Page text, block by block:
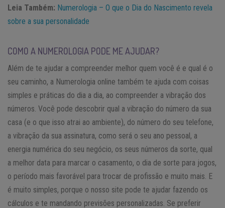
Leia Também: Numerologia – O que o Dia do Nascimento revela
sobre a sua personalidade
COMO A NUMEROLOGIA PODE ME AJUDAR?
Além de te ajudar a compreender melhor quem você é e qual é o
seu caminho, a Numerologia online também te ajuda com coisas
simples e práticas do dia a dia, ao compreender a vibração dos
números. Você pode descobrir qual a vibração do número da sua
casa (e o que isso atrai ao ambiente), do número do seu telefone,
a vibração da sua assinatura, como será o seu ano pessoal, a
energia numérica do seu negócio, os seus números da sorte, qual
a melhor data para marcar o casamento, o dia de sorte para jogos,
o período mais favorável para trocar de profissão e muito mais. E
é muito simples, porque o nosso site pode te ajudar fazendo os
cálculos e te mandando previsões personalizadas. Se preferir